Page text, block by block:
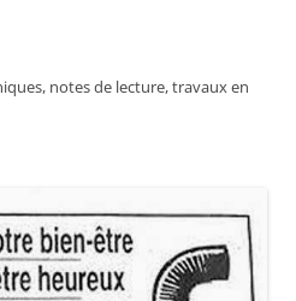
notes de lecture, travaux en